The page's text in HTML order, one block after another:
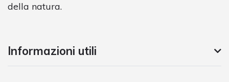
della natura.
Informazioni utili